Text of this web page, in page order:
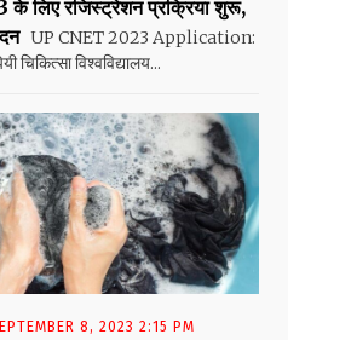
लिए रजिस्ट्रेशन प्रक्रिया शुरू,
UP CNET 2023 Application:
चिकित्सा विश्वविद्यालय...
8, 2023 2:15 PM